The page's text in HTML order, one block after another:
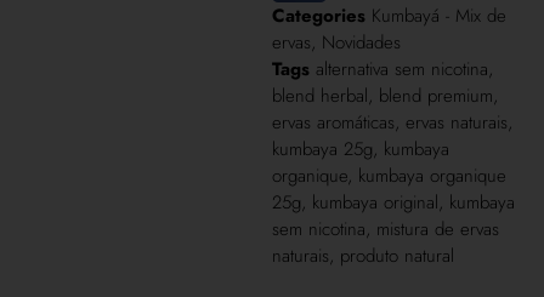
Categories Kumbayá - Mix de
ervas, Novidades
Tags alternativa sem nicotina,
blend herbal, blend premium,
ervas aromáticas, ervas naturais,
kumbaya 25g, kumbaya
organique, kumbaya organique
25g, kumbaya original, kumbaya
sem nicotina, mistura de ervas
naturais, produto natural